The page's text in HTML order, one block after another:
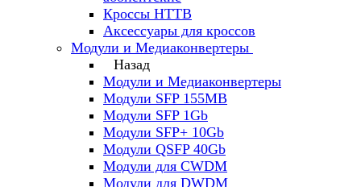
Кроссы HTTB
Аксессуары для кроссов
Модули и Медиаконвертеры
Назад
Модули и Медиаконвертеры
Модули SFP 155MB
Модули SFP 1Gb
Модули SFP+ 10Gb
Модули QSFP 40Gb
Модули для CWDM
Модули для DWDM